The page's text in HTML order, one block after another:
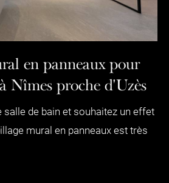
en panneaux pour
Nîmes proche d'Uzès
de bain et souhaitez un effet
mural en panneaux est très